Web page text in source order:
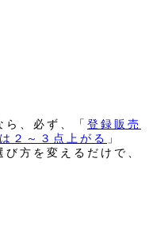
、必ず、「 登録販売
２～３点上がる 」
方を変えるだけで、